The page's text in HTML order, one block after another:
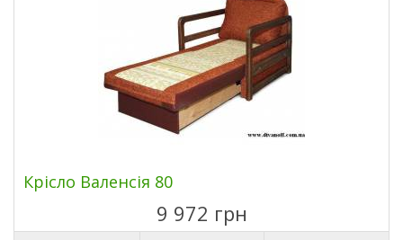
Крісло Валенсія 80
9 972 грн